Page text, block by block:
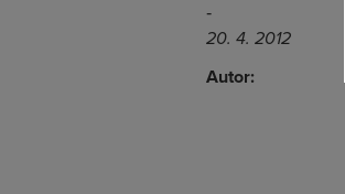
‐
20. 4. 2012
Autor: